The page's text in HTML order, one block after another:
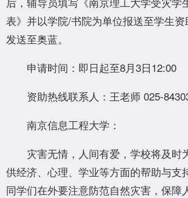
表》并以学院/书院为单位报送至学生
发送至奥蓝。
申请时间：即日起至8月3日12:00
资助热线联系人：王老师 025-
南京信息工程大学：
灾害无情，人间有爱，学校将及时
供经济、心理、学业等方面的帮助与支
同学们在外要注意防范自然灾害，保障